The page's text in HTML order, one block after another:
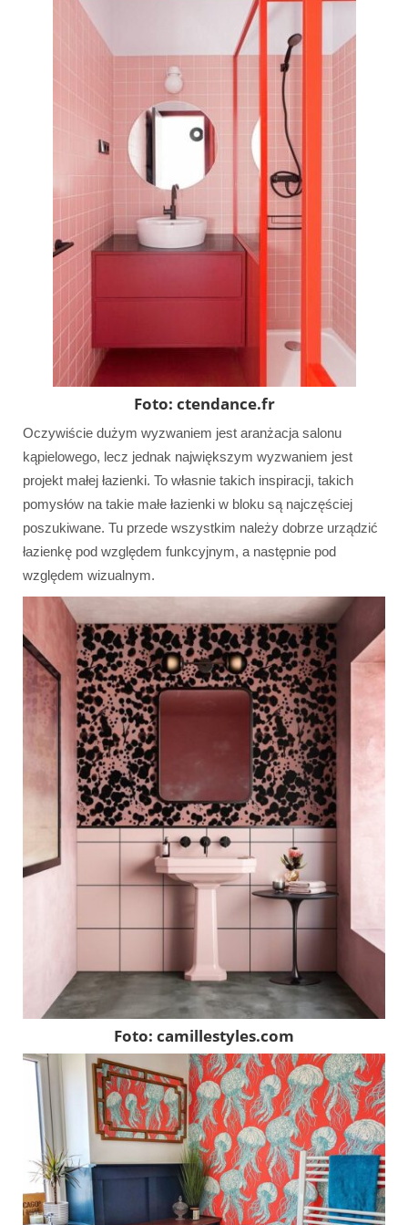
Foto: ctendance.fr
Oczywiście dużym wyzwaniem jest aranżacja salonu
kąpielowego, lecz jednak największym wyzwaniem jest
projekt małej łazienki. To własnie takich inspiracji, takich
pomysłów na takie małe łazienki w bloku są najczęściej
poszukiwane. Tu przede wszystkim należy dobrze urządzić
łazienkę pod względem funkcyjnym, a następnie pod
względem wizualnym.
Foto: camillestyles.com